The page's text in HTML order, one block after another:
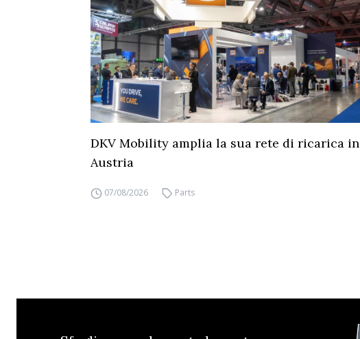
DKV Mobility amplia la sua rete di ricarica in
Austria
07/08/2026 Parts